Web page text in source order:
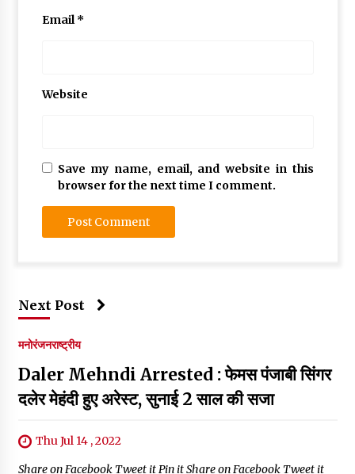
Email*
Website
Save my name, email, and website in this
browser for the next time I comment.
Next Post
मनोरंजनराष्ट्रीय
Daler Mehndi Arrested : फेमस पंजाबी सिंगर
दलेर मेहंदी हुए अरेस्ट, सुनाई 2 साल की सजा
Thu Jul 14 , 2022
Share on Facebook Tweet it Pin it Share on Facebook Tweet it